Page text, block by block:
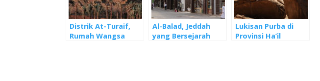
Distrik At-Turaif,
Rumah Wangsa
Al-Balad, Jeddah
yang Bersejarah
Lukisan Purba di
Provinsi Ha’il